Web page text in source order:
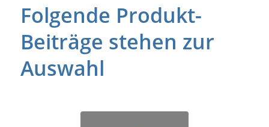
Folgende Produkt-
Beiträge stehen zur
Auswahl